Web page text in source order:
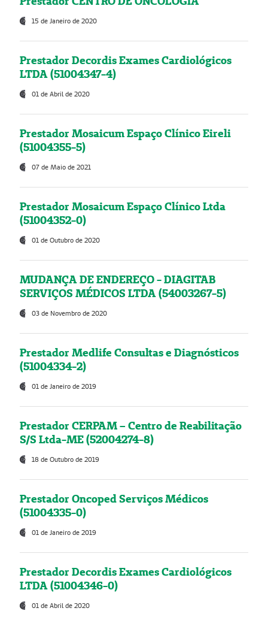
15 de Janeiro de 2020
Prestador Decordis Exames Cardiológicos
LTDA (51004347-4)
01 de Abril de 2020
Prestador Mosaicum Espaço Clínico Eireli
(51004355-5)
07 de Maio de 2021
Prestador Mosaicum Espaço Clínico Ltda
(51004352-0)
01 de Outubro de 2020
MUDANÇA DE ENDEREÇO - DIAGITAB
SERVIÇOS MÉDICOS LTDA (54003267-5)
03 de Novembro de 2020
Prestador Medlife Consultas e Diagnósticos
(51004334-2)
01 de Janeiro de 2019
Prestador CERPAM – Centro de Reabilitação
S/S Ltda-ME (52004274-8)
18 de Outubro de 2019
Prestador Oncoped Serviços Médicos
(51004335-0)
01 de Janeiro de 2019
Prestador Decordis Exames Cardiológicos
LTDA (51004346-0)
01 de Abril de 2020